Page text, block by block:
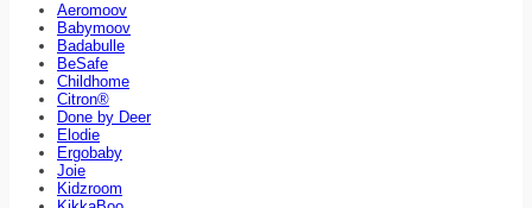
Aeromoov
Babymoov
Badabulle
BeSafe
Childhome
Citron®
Done by Deer
Elodie
Ergobaby
Joie
Kidzroom